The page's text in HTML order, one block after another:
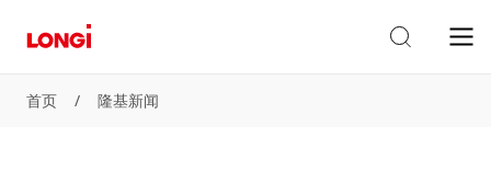
首页 / 隆基新闻